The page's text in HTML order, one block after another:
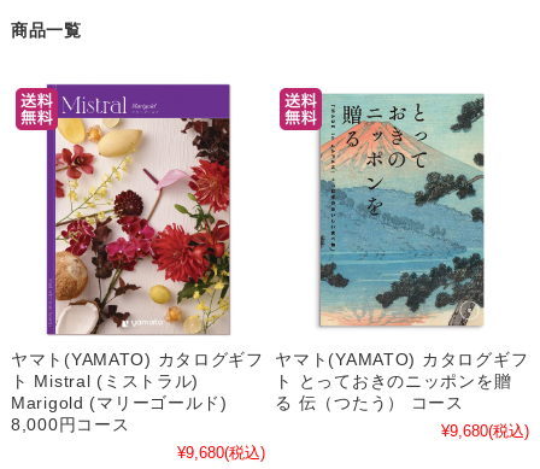
商品一覧
ヤマト(YAMATO) カタログギフ
ト Mistral (ミストラル)
Marigold (マリーゴールド)
8,000円コース
¥9,680(税込)
ヤマト(YAMATO) カタログギフ
ト とっておきのニッポンを贈
る 伝（つたう） コース
¥9,680(税込)